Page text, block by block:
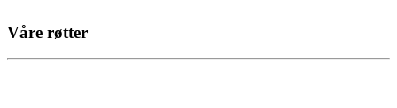
Våre røtter